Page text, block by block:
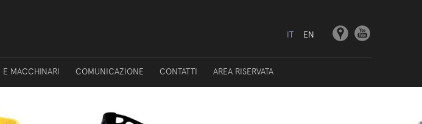
EN
IT
E MACCHINARI COMUNICAZIONE CONTATTI AREA RISERVATA